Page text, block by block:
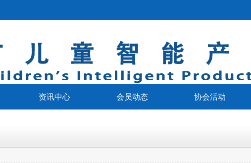
资讯中心 会员动态 协会活动